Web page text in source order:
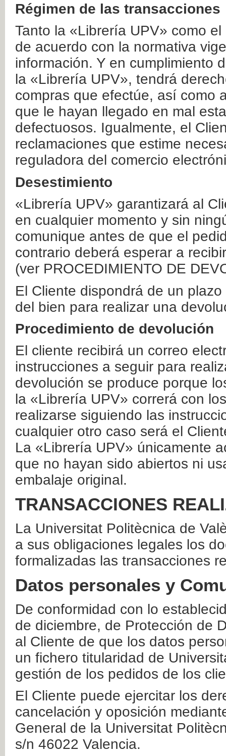
Régimen de las transacciones
Tanto la «Librería UPV» como
de acuerdo con la normativa
información. Y en cumplimiento
la «Librería UPV», tendrá
compras que efectúe, así como
que le hayan llegado en mal
defectuosos. Igualmente, el
reclamaciones que estime
reguladora del comercio
Desestimiento
«Librería UPV» garantizará al
en cualquier momento y sin
comunique antes de que el
contrario deberá esperar a
(ver PROCEDIMIENTO DE
El Cliente dispondrá de un
del bien para realizar una
Procedimiento de devolución
El cliente recibirá un correo
instrucciones a seguir para
devolución se produce porque
la «Librería UPV» correrá con
realizarse siguiendo las
cualquier otro caso será el
La «Librería UPV» únicamente
que no hayan sido abiertos ni
embalaje original.
TRANSACCIONES
La Universitat Politècnica de
a sus obligaciones legales los
formalizadas las transacciones
Datos personales y
De conformidad con lo
de diciembre, de Protección de
al Cliente de que los datos
un fichero titularidad de
gestión de los pedidos de los
El Cliente puede ejercitar los
cancelación y oposición
General de la Universitat
s/n 46022 Valencia.